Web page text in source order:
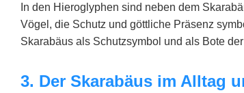
In den Hieroglyphen sind neben dem
Vögel, die Schutz und göttliche Präsenz
Skarabäus als Schutzsymbol und als Bote
3. Der Skarabäus im Alltag